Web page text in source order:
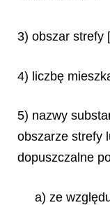
3) obszar strefy
4) liczbę
5) nazwy
obszarze strefy
dopuszczalne
a) ze